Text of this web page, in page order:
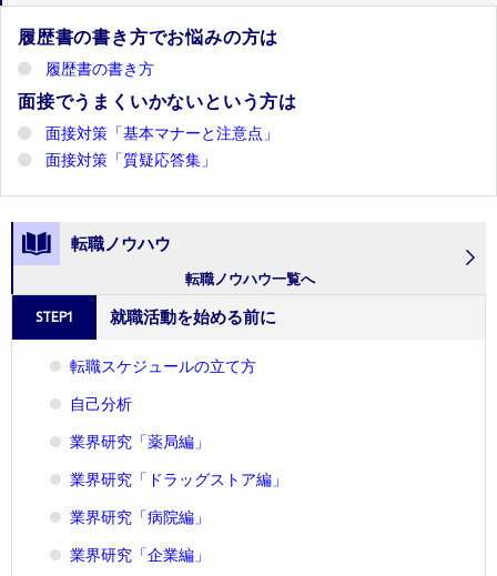
履歴書の書き方でお悩みの方は
履歴書の書き方
面接でうまくいかないという方は
面接対策「基本マナーと注意点」
面接対策「質疑応答集」
転職ノウハウ
転職ノウハウ一覧へ
STEP1 就職活動を始める前に
転職スケジュールの立て方
自己分析
業界研究「薬局編」
業界研究「ドラッグストア編」
業界研究「病院編」
業界研究「企業編」